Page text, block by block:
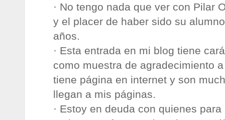
· No tengo nada que ver con Pilar
y el placer de haber sido su
años.
· Esta entrada en mi blog tiene
como muestra de agradecimiento
tiene página en internet y son
llegan a mis páginas.
· Estoy en deuda con quienes